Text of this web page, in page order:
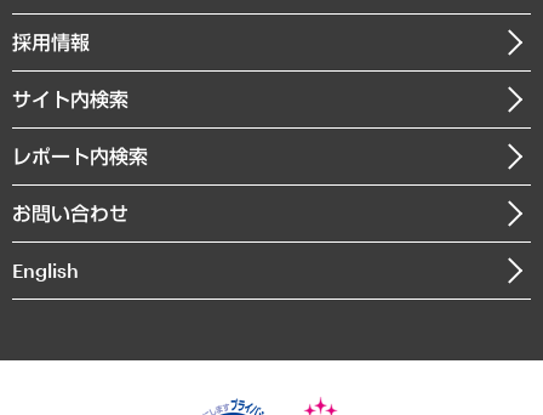
GRC（ガバナンス・リスク・コンプライアンス）・防災（政策）
経済・産業・雇用・労働
まちづくり・観光・交通・スポーツ・スマートシティ
自然資源・農林水産業・食料システム
経営用語集
受託・受注実績（官公庁関連）
メディア掲載・出演
社長メッセージ
会社概要
沿革
組織図・本部部室紹介
インドネシア現地法人
個人情報保護方針
ニュースリリース
お知らせ
採用情報
サイト内検索
レポート内検索
お問い合わせ
English